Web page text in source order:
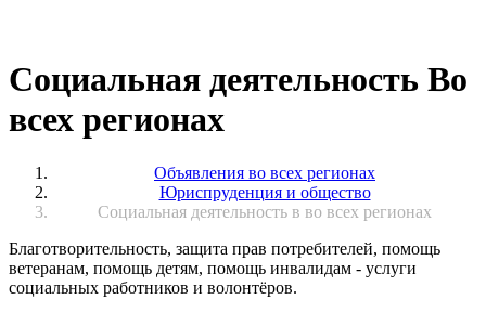
Социальная деятельность Во
всех регионах
Объявления во всех регионах
Юриспруденция и общество
Социальная деятельность в во всех регионах
Благотворительность, защита прав потребителей, помощь
ветеранам, помощь детям, помощь инвалидам - услуги
социальных работников и волонтёров.